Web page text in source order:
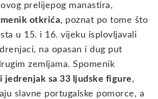
prelijepog manastira,
otkrića, poznat po tome što
u 15. i 16. vijeku isplovljavali
na opasan i dug put
zemljama. Spomenik
jedrenjak sa 33 ljudske figure,
slavne portugalske pomorce, a